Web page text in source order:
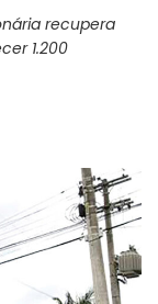
recupera
1.200